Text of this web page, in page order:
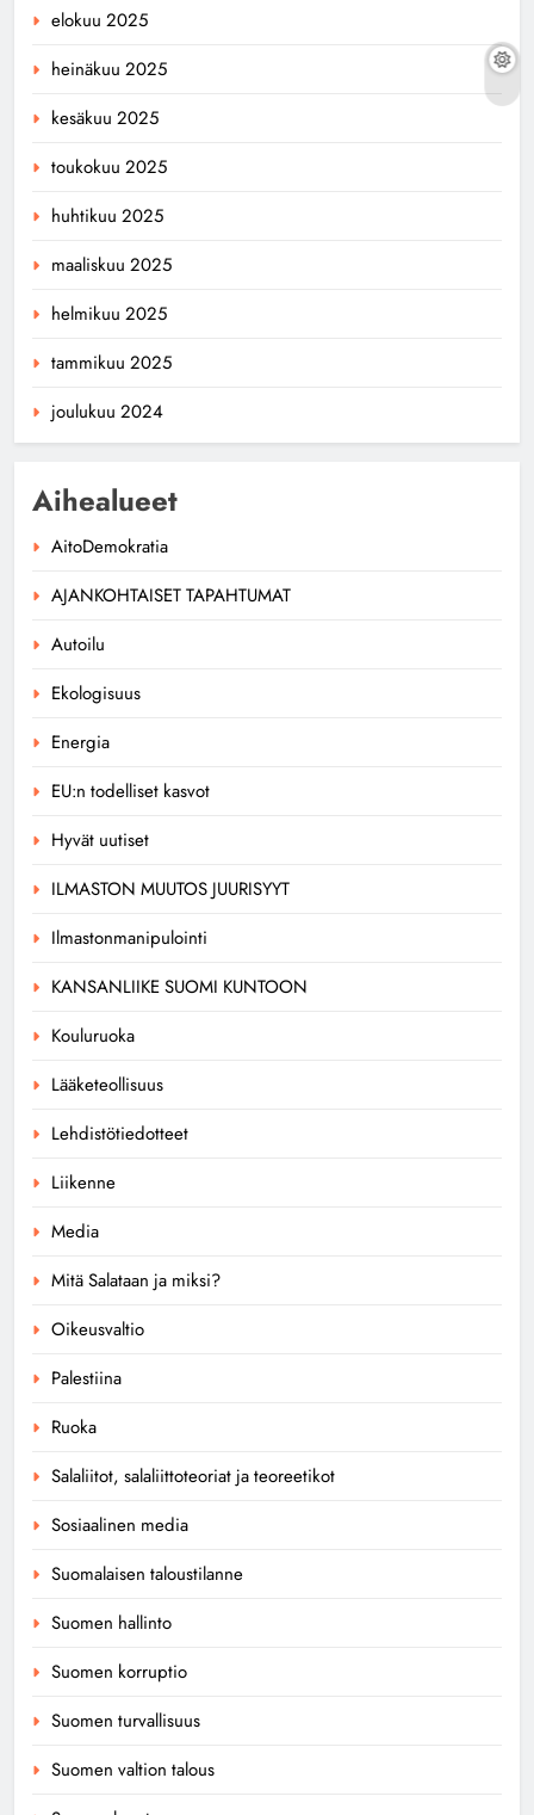
elokuu 2025
heinäkuu 2025
kesäkuu 2025
toukokuu 2025
huhtikuu 2025
maaliskuu 2025
helmikuu 2025
tammikuu 2025
joulukuu 2024
Aihealueet
AitoDemokratia
AJANKOHTAISET TAPAHTUMAT
Autoilu
Ekologisuus
Energia
EU:n todelliset kasvot
Hyvät uutiset
ILMASTON MUUTOS JUURISYYT
Ilmastonmanipulointi
KANSANLIIKE SUOMI KUNTOON
Kouluruoka
Lääketeollisuus
Lehdistötiedotteet
Liikenne
Media
Mitä Salataan ja miksi?
Oikeusvaltio
Palestiina
Ruoka
Salaliitot, salaliittoteoriat ja teoreetikot
Sosiaalinen media
Suomalaisen taloustilanne
Suomen hallinto
Suomen korruptio
Suomen turvallisuus
Suomen valtion talous